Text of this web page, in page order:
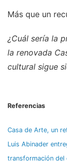
Más que un
¿Cuál sería la
la renovada
cultural sigue
Referencias
Casa de Arte, un
Luis Abinader
transformación del